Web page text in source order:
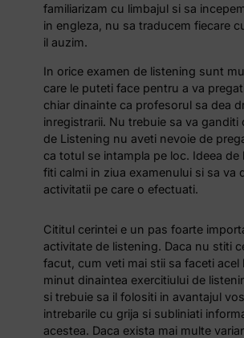
familiarizam cu limbajul si sa
in engleza, nu sa traducem fiecare
il auzim.
In orice examen de listening sunt
care le puteti face pentru a va
chiar dinainte ca profesorul sa dea
inregistrarii. Nu trebuie sa va ganditi
de Listening nu aveti nevoie de
ca totul se intampla pe loc. Ideea de
fiti calmi in ziua examenului si sa va
activitatii pe care o efectuati.
Cititul cerintei e un pas foarte
activitate de listening. Daca nu stiti
facut, cum veti mai stii sa faceti acel
minut dinaintea exercitiului de
si trebuie sa il folositi in avantajul
intrebarile cu grija si subliniati
acestea. Daca exista mai multe